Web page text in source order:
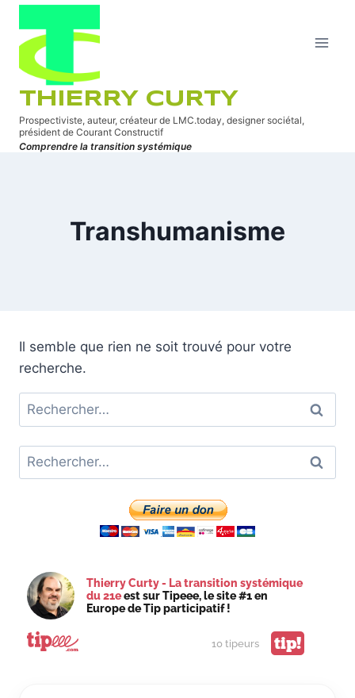
Aller
contenu
THIERRY CURTY
Prospectiviste, auteur, créateur de LMC.today, designer sociétal,
président de Courant Constructif
Comprendre la transition systémique
Transhumanisme
Il semble que rien ne soit trouvé pour votre
recherche.
Rechercher :
Rechercher :
Thierry Curty - La transition systémique
du 21eest sur Tipeee, le site #1 en
Europe de Tip participatif !
10 tipeurs tip!